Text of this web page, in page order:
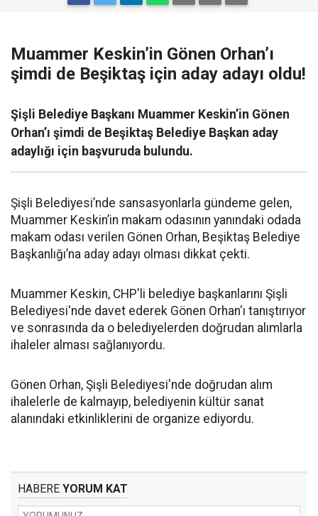
Muammer Keskin’in Gönen Orhan’ı
şimdi de Beşiktaş için aday adayı oldu!
Şişli Belediye Başkanı Muammer Keskin’in Gönen
Orhan’ı şimdi de Beşiktaş Belediye Başkan aday
adaylığı için başvuruda bulundu.
Şişli Belediyesi’nde sansasyonlarla gündeme gelen,
Muammer Keskin’in makam odasının yanındaki odada
makam odası verilen Gönen Orhan, Beşiktaş Belediye
Başkanlığı’na aday adayı olması dikkat çekti.
Muammer Keskin, CHP'li belediye başkanlarını Şişli
Belediyesi'nde davet ederek Gönen Orhan'ı tanıştırıyor
ve sonrasında da o belediyelerden doğrudan alımlarla
ihaleler alması sağlanıyordu.
Gönen Orhan, Şişli Belediyesi'nde doğrudan alım
ihalelerle de kalmayıp, belediyenin kültür sanat
alanındaki etkinliklerini de organize ediyordu.
HABERE YORUM KAT